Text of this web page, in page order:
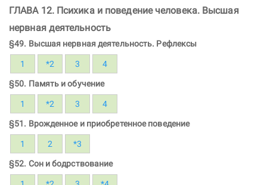
ГЛАВА 12. Психика и поведение человека. Высшая
нервная деятельность
§49. Высшая нервная деятельность. Рефлексы
1 *2 3 4
§50. Память и обучение
1 *2 3 4
§51. Врожденное и приобретенное поведение
1 2 *3
§52. Сон и бодрствование